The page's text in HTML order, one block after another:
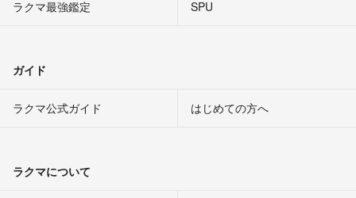
ラクマ最強鑑定
SPU
ガイド
ラクマ公式ガイド はじめての方へ
ラクマについて